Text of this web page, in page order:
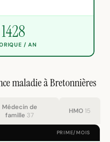
/ AN
maladie à Bretonnières
Médecin de
famille 37 HMO 15
PRIME/MOIS